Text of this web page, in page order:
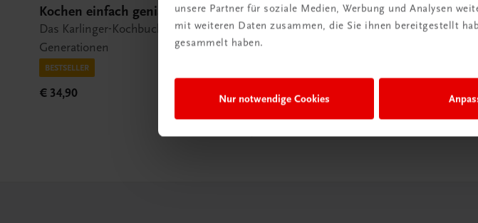
unsere Partner für soziale Medien, Werbung und Analysen
mit weiteren Daten zusammen, die Sie ihnen bereitgestellt
gesammelt haben.
Nur notwendige Cookies
Kochen einfach genial
Das Karlinger-Kochbuch – Begleiter vieler
Generationen
BESTSELLER
€ 34,90
Kulinarische Diätküche –
kochen für Genießer